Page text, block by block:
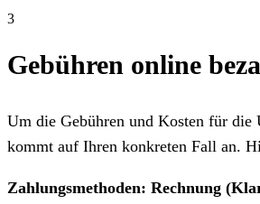
3
Gebühren online
Um die Gebühren und Kosten für die
kommt auf Ihren konkreten Fall an.
Zahlungsmethoden: Rechnung